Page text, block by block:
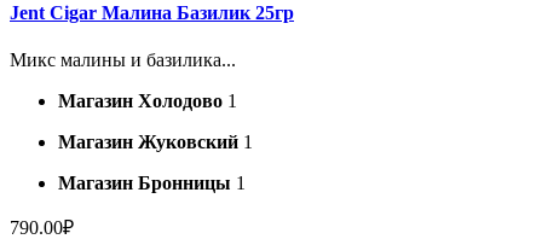
Jent Cigar Малина Базилик 25гр
Микс малины и базилика...
Магазин Холодово 1
Магазин Жуковский 1
Магазин Бронницы 1
790.00₽